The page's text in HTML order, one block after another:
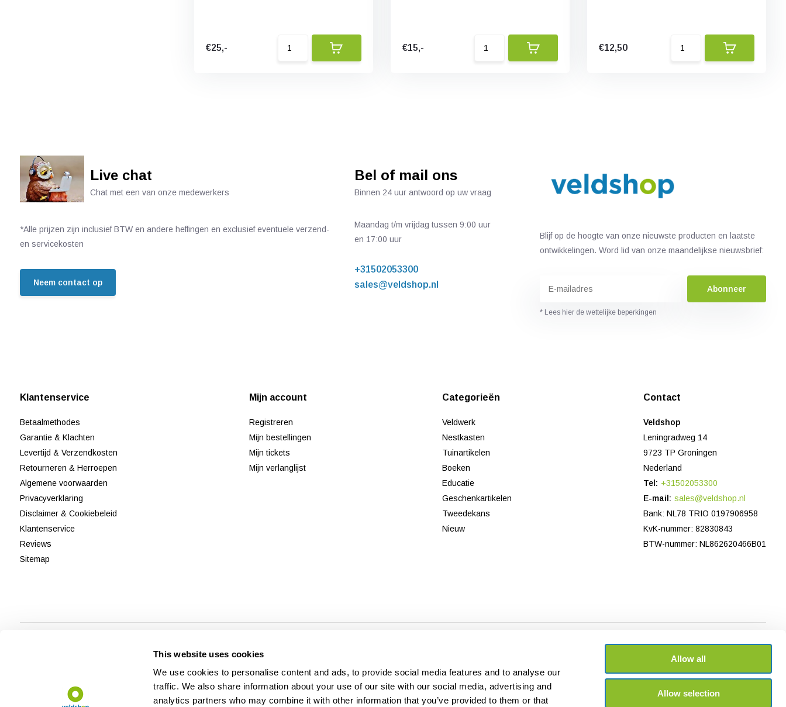
This website uses cookies
We use cookies to personalise content and ads, to provide social media features and to analyse our
traffic. We also share information about your use of our site with our social media, advertising and
analytics partners who may combine it with other information that you’ve provided to them or that
Allow all
Allow selection
€25,- €15,- €12,50
Live chat
Chat met een van onze medewerkers
*Alle prijzen zijn inclusief BTW en andere heffingen en exclusief eventuele verzend-
en servicekosten
Neem contact op
Bel of mail ons
Binnen 24 uur antwoord op uw vraag
Maandag t/m vrijdag tussen 9:00 uur
en 17:00 uur
+31502053300
sales@veldshop.nl
Blijf op de hoogte van onze nieuwste producten en laatste
ontwikkelingen. Word lid van onze maandelijkse nieuwsbrief:
Abonneer
* Lees hier de wettelijke beperkingen
Klantenservice
Betaalmethodes
Garantie & Klachten
Levertijd & Verzendkosten
Retourneren & Herroepen
Algemene voorwaarden
Privacyverklaring
Disclaimer & Cookiebeleid
Klantenservice
Reviews
Sitemap
Mijn account
Registreren
Mijn bestellingen
Mijn tickets
Mijn verlanglijst
Categorieën
Veldwerk
Nestkasten
Tuinartikelen
Boeken
Educatie
Geschenkartikelen
Tweedekans
Nieuw
Contact
Veldshop
Leningradweg 14
9723 TP Groningen
Nederland
Tel: +31502053300
E-mail: sales@veldshop.nl
Bank: NL78 TRIO 0197906958
KvK-nummer: 82830843
BTW-nummer: NL862620466B01